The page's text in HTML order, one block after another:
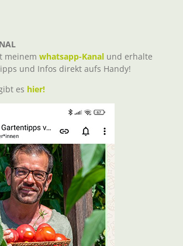
meinem whatsapp-Kanal und erhalte
und Infos direkt aufs Handy!
es hier!